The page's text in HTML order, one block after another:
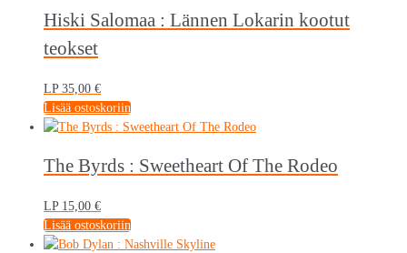
Hiski Salomaa : Lännen Lokarin kootut
teokset
LP 35,00 €
Lisää ostoskoriin
The Byrds : Sweetheart Of The Rodeo
LP 15,00 €
Lisää ostoskoriin